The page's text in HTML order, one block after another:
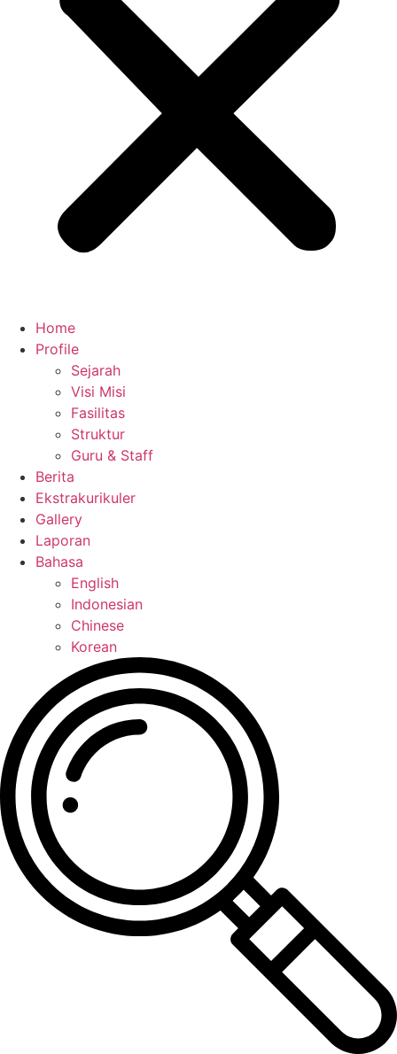
Home
Profile
Sejarah
Visi Misi
Fasilitas
Struktur
Guru & Staff
Berita
Ekstrakurikuler
Gallery
Laporan
Bahasa
English
Indonesian
Chinese
Korean